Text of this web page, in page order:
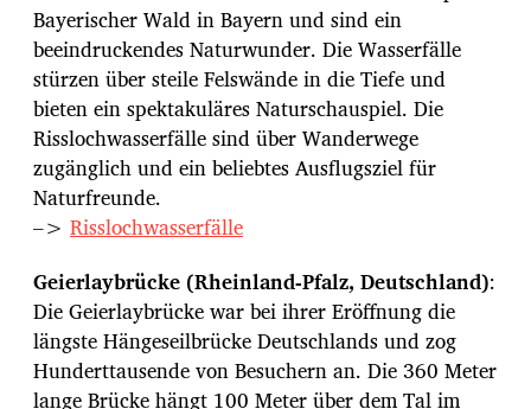
Bayerischer Wald in Bayern und sind ein
beeindruckendes Naturwunder. Die Wasserfälle
stürzen über steile Felswände in die Tiefe und
bieten ein spektakuläres Naturschauspiel. Die
Risslochwasserfälle sind über Wanderwege
zugänglich und ein beliebtes Ausflugsziel für
Naturfreunde.
–> Risslochwasserfälle
Geierlaybrücke (Rheinland-Pfalz, Deutschland):
Die Geierlaybrücke war bei ihrer Eröffnung die
längste Hängeseilbrücke Deutschlands und zog
Hunderttausende von Besuchern an. Die 360 Meter
lange Brücke hängt 100 Meter über dem Tal im